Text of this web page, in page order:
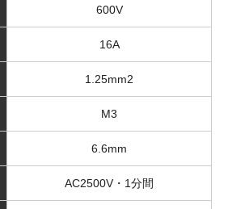
600V
16A
1.25mm2
M3
6.6mm
AC2500V・1分間